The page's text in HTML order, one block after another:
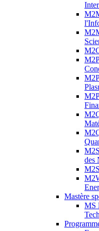
des
Mastère
MS